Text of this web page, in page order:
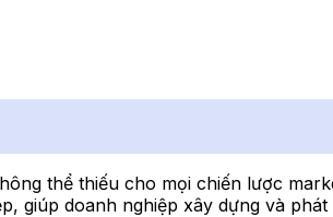
thể thiếu cho mọi chiến lược
giúp doanh nghiệp xây dựng và